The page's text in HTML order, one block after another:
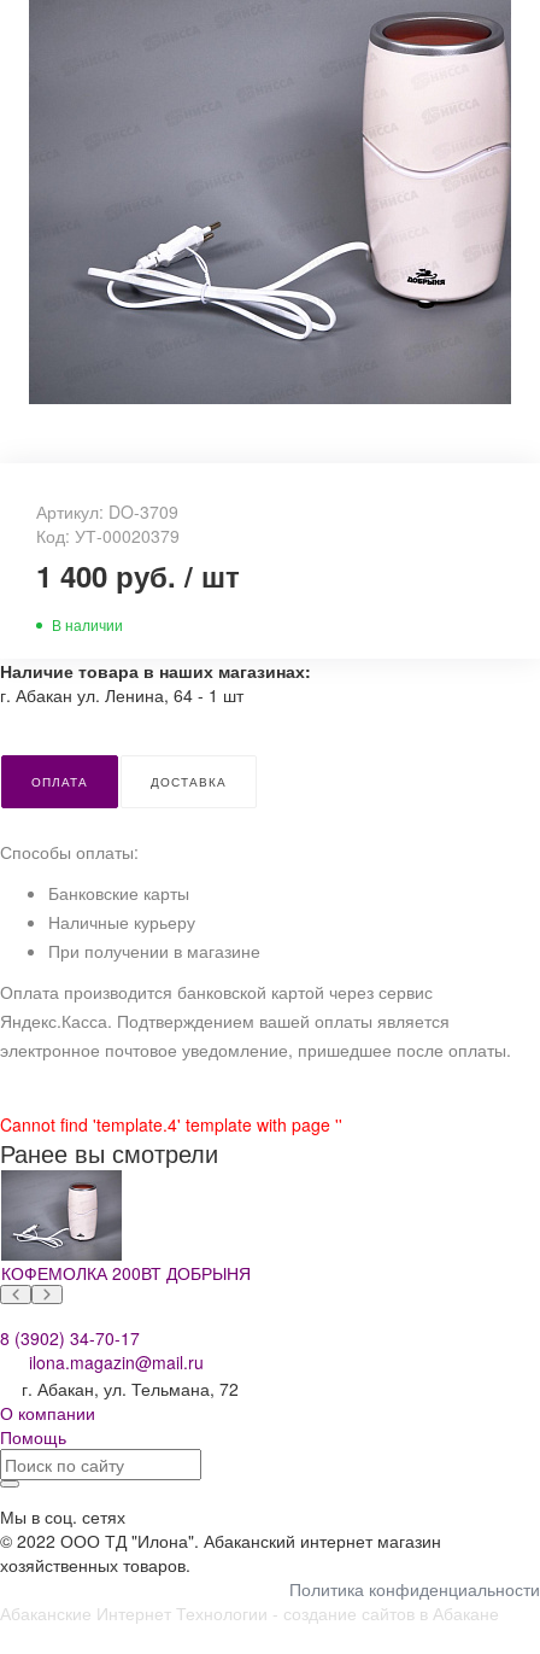
Артикул: DO-3709
Код: УТ-00020379
1 400 руб./ шт
В наличии
Наличие товара в наших магазинах:
г. Абакан ул. Ленина, 64 - 1 шт
ОПЛАТА ДОСТАВКА
Способы оплаты:
Банковские карты
Наличные курьеру
При получении в магазине
Оплата производится банковской картой через сервис
Яндекс.Касса. Подтверждением вашей оплаты является
электронное почтовое уведомление, пришедшее после оплаты.
Cannot find 'template.4' template with page ''
Ранее вы смотрели
КОФЕМОЛКА 200ВТ ДОБРЫНЯ
8 (3902) 34-70-17
ilona.magazin@mail.ru
г. Абакан, ул. Тельмана, 72
О компании
Помощь
Мы в соц. сетях
© 2022 ООО ТД "Илона". Абаканский интернет магазин
хозяйственных товаров.
Политика конфиденциальности
Абаканские Интернет Технологии - создание сайтов в Абакане